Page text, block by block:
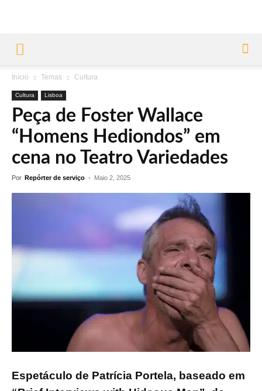
Início Temas Cultura
Cultura Lisboa
Peça de Foster Wallace
“Homens Hediondos” em
cena no Teatro Variedades
Por Repórter de serviço - Maio 2, 2025
Espetáculo de Patrícia Portela, baseado em